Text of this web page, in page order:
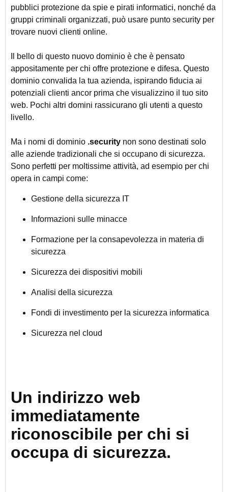
pubblici protezione da spie e pirati informatici, nonché da
gruppi criminali organizzati, può usare punto security per
trovare nuovi clienti online.
Il bello di questo nuovo dominio è che è pensato
appositamente per chi offre protezione e difesa. Questo
dominio convalida la tua azienda, ispirando fiducia ai
potenziali clienti ancor prima che visualizzino il tuo sito
web. Pochi altri domini rassicurano gli utenti a questo
livello.
Ma i nomi di dominio .security non sono destinati solo
alle aziende tradizionali che si occupano di sicurezza.
Sono perfetti per moltissime attività, ad esempio per chi
opera in campi come:
Gestione della sicurezza IT
Informazioni sulle minacce
Formazione per la consapevolezza in materia di
sicurezza
Sicurezza dei dispositivi mobili
Analisi della sicurezza
Fondi di investimento per la sicurezza informatica
Sicurezza nel cloud
Un indirizzo web
immediatamente
riconoscibile per chi si
occupa di sicurezza.